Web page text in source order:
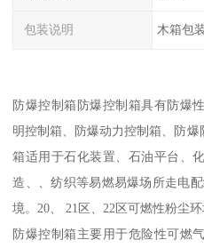
包装说明 木箱包
防爆控制箱防爆控制箱具有防爆
明控制箱、防爆动力控制箱、防
箱适用于石化装置、石油平台、
造、、纺织等易燃易爆场所走电
境。20、 21区、22区可燃性粉尘环
防爆控制箱主要用于危险性可燃